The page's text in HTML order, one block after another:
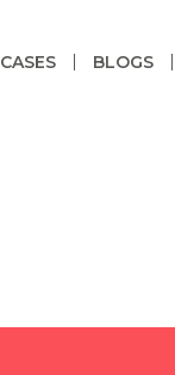
CASES BLOGS